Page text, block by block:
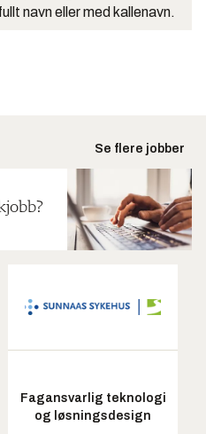
navn eller med kallenavn.
Se flere jobber
Fagansvarlig teknologi
og løsningsdesign